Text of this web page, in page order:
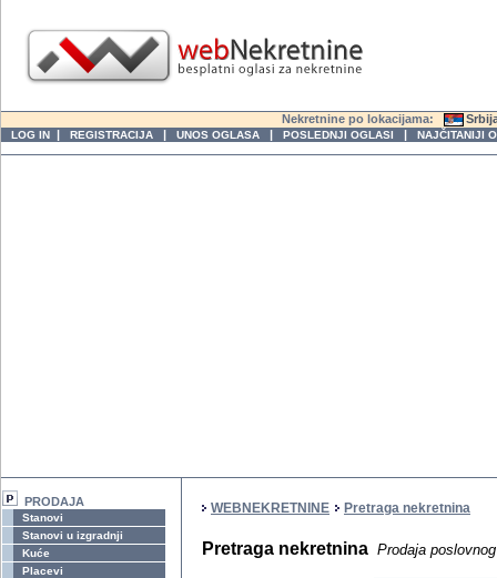
Nekretnine po lokacijama:
LOG IN | REGISTRACIJA | UNOS OGLASA | POSLEDNJI OGLASI | NAJČITANIJI
PRODAJA
Stanovi
Stanovi u izgradnji
Kuće
Placevi
WEBNEKRETNINE Pretraga nekretnina
Pretraga nekretnina Prodaja